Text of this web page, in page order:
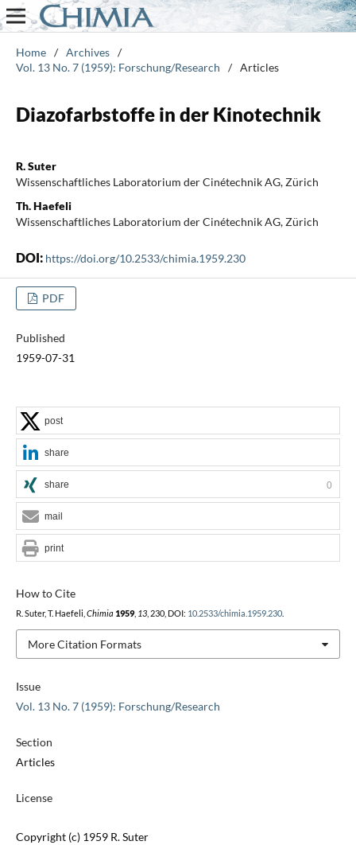
Home / Archives /
Vol. 13 No. 7 (1959): Forschung/Research
/ Articles
Diazofarbstoffe in der Kinotechnik
R. Suter
Wissenschaftliches Laboratorium der Cinétechnik AG, Zürich
Th. Haefeli
Wissenschaftliches Laboratorium der Cinétechnik AG, Zürich
DOI: https://doi.org/10.2533/chimia.1959.230
PDF
Published
1959-07-31
Issue
Vol. 13 No. 7 (1959): Forschung/Research
Section
Articles
License
Copyright (c) 1959 R. Suter
How to Cite
R. Suter, T. Haefeli, Chimia 1959, 13, 230, DOI: 10.2533/chimia.1959.230.
More Citation Formats
post
share
share 0
mail
print